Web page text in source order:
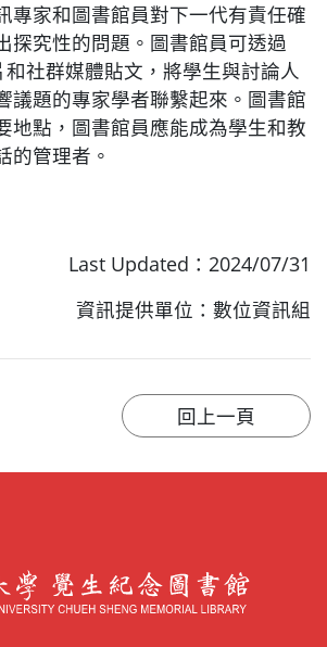
專家和圖書館員對下一代有責任確
探究性的問題。圖書館員可透過
社群媒體貼文，將學生與討論人
議題的專家學者聯繫起來。圖書館
地點，圖書館員應能成為學生和教
的管理者。
Last Updated：2024/07/31
資訊提供單位：數位資訊組